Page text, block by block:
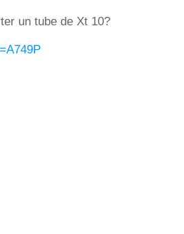
un tube de Xt 10?